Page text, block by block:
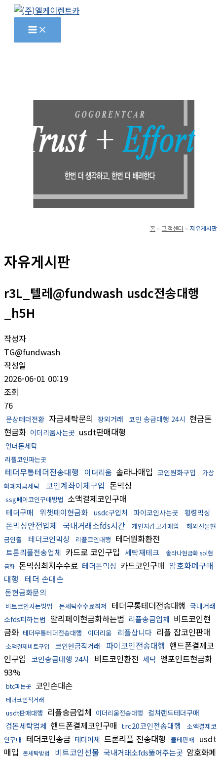
홈 고객센터 자유게시판
자유게시판
r3L_텔레@fundwash usdc전송대행
_h5H
작성자
TG@fundwash
작성일
2026-06-01 00:19
조회
76
문상테더전환 자금세탁문의 장외거래 코인 송금대행 24시 현금돈
현금화 이더리움사는곳 usdt판매대행
언더돈세탁
리플코인파는곳
테더무통테더전송대행 이더리움 솔라나매입 코인원화구입
가상
화폐자금세탁
코인계좌이체구입 돈믹싱
ssg페이코인구매방법 소액결제코인구매
테더구매 위챗페이현금화 usdc구입처 파이코인사는곳 횡령믹싱
돈믹싱안전업체 국내거래소fds시간 개인지갑고가매입
해외선물현
금인출
테더코인믹싱 리플코인대행 테더원화환전
트론리플전송업체 카드로 코인구입 세탁재테크
솔라나현금화 sol현
금화 돈믹싱최저수수료 테더돈믹싱 카드코인구매 암호화폐구매
대행
테더 손대손
돈현금화문의
비트코인사는방법 돈세탁수수료최저 테더무통테더전송대행 국내거래
소fds피하는법 알리페이현금화하는법 리플송금업체 비트코인현
금화 테더무통테더전송대행 이더리움 리플삽니다 리플 잡코인판매
소액결제비트구입 코인현금직거래 파이코인전송대행 핸드폰결제코
인구입
코인송금대행 24시 비트코인환전 세탁 엘포인트현금화
93%
btc파는곳 코인손대손
테더코인직거래
usdt판매대행 리플송금업체 이더리움전송대행 컬쳐랜드테더구매
검돈세탁업체 핸드폰결제코인구매 trc20코인전송대행
소액결제코
인구매 테더코인송금 테더이체 트론리플 전송대행 블테판매
usdt
매입 돈세탁방법 비트코인선물 국내거래소fds뚫어주는곳 암호화폐